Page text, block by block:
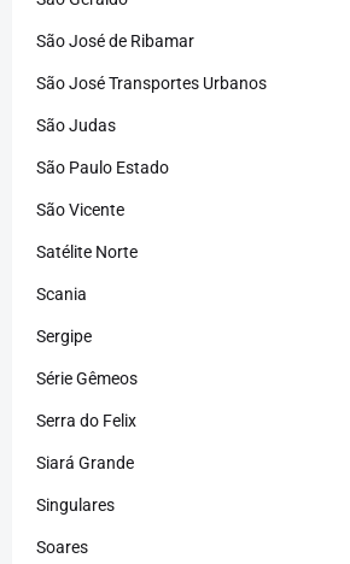
São José de Ribamar
São José Transportes Urbanos
São Judas
São Paulo Estado
São Vicente
Satélite Norte
Scania
Sergipe
Série Gêmeos
Serra do Felix
Siará Grande
Singulares
Soares